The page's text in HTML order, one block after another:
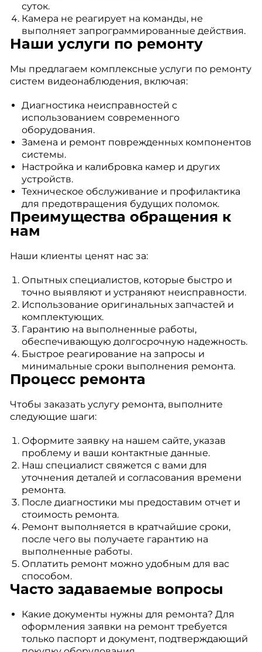
суток.
Камера не реагирует на команды, не
выполняет запрограммированные действия.
Наши услуги по ремонту
Мы предлагаем комплексные услуги по ремонту
систем видеонаблюдения, включая:
Диагностика неисправностей с
использованием современного
оборудования.
Замена и ремонт поврежденных компонентов
системы.
Настройка и калибровка камер и других
устройств.
Техническое обслуживание и профилактика
для предотвращения будущих поломок.
Преимущества обращения к
нам
Наши клиенты ценят нас за:
Опытных специалистов, которые быстро и
точно выявляют и устраняют неисправности.
Использование оригинальных запчастей и
комплектующих.
Гарантию на выполненные работы,
обеспечивающую долгосрочную надежность.
Быстрое реагирование на запросы и
минимальные сроки выполнения ремонта.
Процесс ремонта
Чтобы заказать услугу ремонта, выполните
следующие шаги:
Оформите заявку на нашем сайте, указав
проблему и ваши контактные данные.
Наш специалист свяжется с вами для
уточнения деталей и согласования времени
ремонта.
После диагностики мы предоставим отчет и
стоимость ремонта.
Ремонт выполняется в кратчайшие сроки,
после чего вы получаете гарантию на
выполненные работы.
Оплатить ремонт можно удобным для вас
способом.
Часто задаваемые вопросы
Какие документы нужны для ремонта? Для
оформления заявки на ремонт требуется
только паспорт и документ, подтверждающий